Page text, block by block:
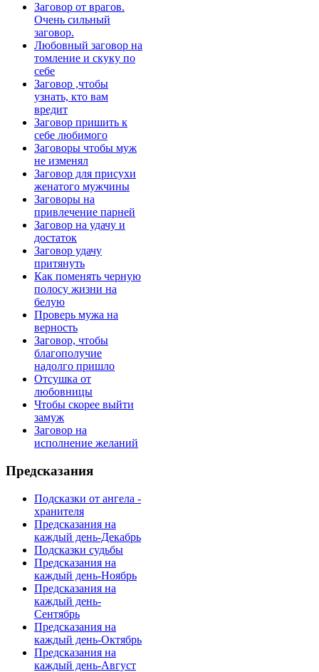
Заговор от врагов.
Очень сильный
заговор.
Любовный заговор на
томление и скуку по
себе
Заговор ,чтобы
узнать, кто вам
вредит
Заговор пришить к
себе любимого
Заговоры чтобы муж
не изменял
Заговор для присухи
женатого мужчины
Заговоры на
привлечение парней
Заговор на удачу и
достаток
Заговор удачу
притянуть
Как поменять черную
полосу жизни на
белую
Проверь мужа на
верность
Заговор, чтобы
благополучие
надолго пришло
Отсушка от
любовницы
Чтобы скорее выйти
замуж
Заговор на
исполнение желаний
Предсказания
Подсказки от ангела -
хранителя
Предсказания на
каждый день-Декабрь
Подсказки судьбы
Предсказания на
каждый день-Ноябрь
Предсказания на
каждый день-
Сентябрь
Предсказания на
каждый день-Октябрь
Предсказания на
каждый день-Август